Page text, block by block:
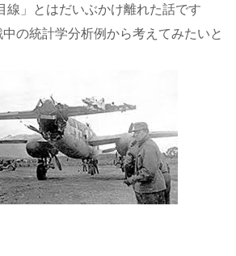
線」とはだいぶかけ離れた話です
の統計学分析例から考えてみたいと